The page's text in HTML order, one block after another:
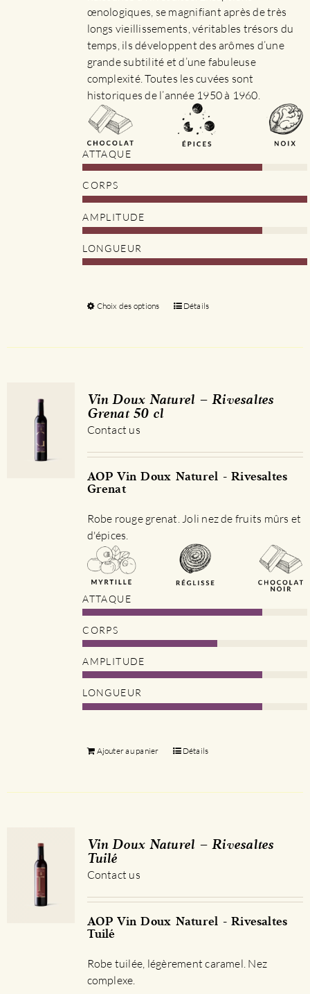
œnologiques, se magnifiant après de très
longs vieillissements, véritables trésors du
temps, ils développent des arômes d’une
grande subtilité et d’une fabuleuse
complexité. Toutes les cuvées sont
historiques de l’année 1950 à 1960.
ATTAQUE
CORPS
AMPLITUDE
LONGUEUR
Choix des options
Ce
options
choisies
sur
du
produit
Détails
Vin Doux Naturel – Rivesaltes
Grenat 50 cl
Contact us
AOP Vin Doux Naturel - Rivesaltes
Grenat
Robe rouge grenat. Joli nez de fruits mûrs et
d'épices.
ATTAQUE
CORPS
AMPLITUDE
LONGUEUR
Ajouter au panier Détails
Vin Doux Naturel – Rivesaltes
Tuilé
Contact us
AOP Vin Doux Naturel - Rivesaltes
Tuilé
Robe tuilée, légèrement caramel. Nez
complexe.